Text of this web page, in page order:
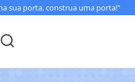
sua porta, construa uma porta!"